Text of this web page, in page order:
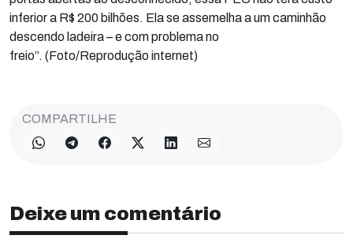
inferior a R$ 200 bilhões. Ela se assemelha a um caminhão
descendo ladeira – e com problema no
freio”. (Foto/Reprodução internet)
COMPARTILHE
Deixe um comentário